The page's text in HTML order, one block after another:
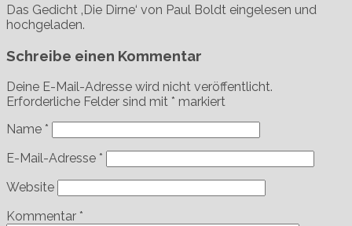
Das Gedicht ‚Die Dirne‘ von Paul Boldt eingelesen und
hochgeladen.
Schreibe einen Kommentar
Deine E-Mail-Adresse wird nicht veröffentlicht.
Erforderliche Felder sind mit * markiert
Name *
E-Mail-Adresse *
Website
Kommentar *